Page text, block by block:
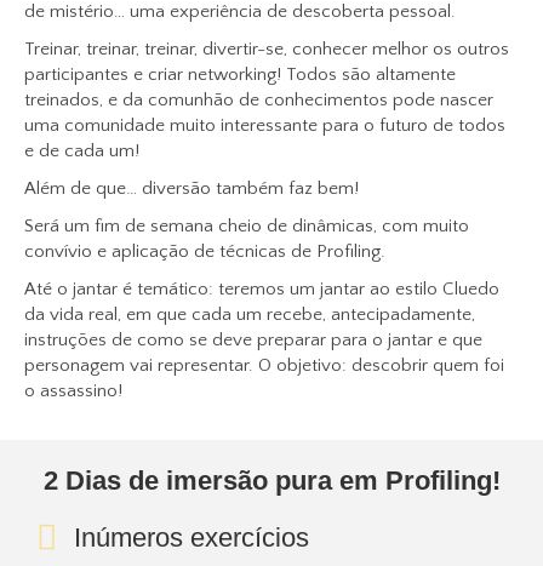
de mistério… uma experiência de descoberta pessoal.
Treinar, treinar, treinar, divertir-se, conhecer melhor os outros
participantes e criar networking! Todos são altamente
treinados, e da comunhão de conhecimentos pode nascer
uma comunidade muito interessante para o futuro de todos
e de cada um!
Além de que… diversão também faz bem!
Será um fim de semana cheio de dinâmicas, com muito
convívio e aplicação de técnicas de Profiling.
Até o jantar é temático: teremos um jantar ao estilo Cluedo
da vida real, em que cada um recebe, antecipadamente,
instruções de como se deve preparar para o jantar e que
personagem vai representar. O objetivo: descobrir quem foi
o assassino!
2 Dias de imersão pura em Profiling!
Inúmeros exercícios